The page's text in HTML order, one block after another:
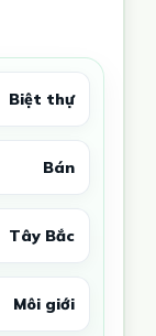
Biệt thự
Bán
Tây Bắc
Môi giới